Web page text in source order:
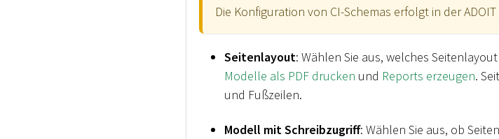
Die Konfiguration von CI-Schemas erfolgt in der
Seitenlayout: Wählen Sie aus, welches
Modelle als PDF drucken und Reports erzeugen.
und Fußzeilen.
Modell mit Schreibzugriff: Wählen Sie aus, ob